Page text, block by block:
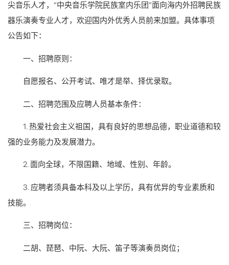
尖音乐人才，“中央音乐学院民族室内乐团”面向海内外招聘民族
器乐演奏专业人才，欢迎国内外优秀人员前来加盟。具体事项
公告如下：
一、招聘原则：
自愿报名、公开考试、唯才是举、择优录取。
二、招聘范围及应聘人员基本条件：
1. 热爱社会主义祖国，具有良好的思想品德，职业道德和较
强的业务能力及发展潜力。
2. 面向全球，不限国籍、地域、性别、年龄。
3. 应聘者须具备本科及以上学历，具有优异的专业素质和
技能。
三、招聘岗位：
二胡、琵琶、中阮、大阮、笛子等演奏员岗位；